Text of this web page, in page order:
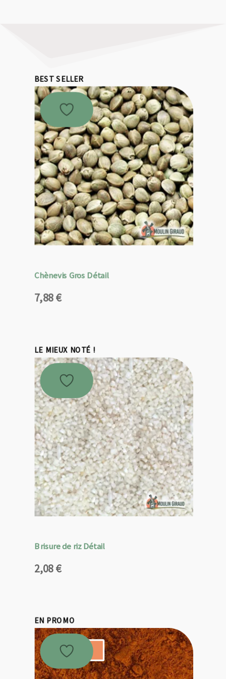
BEST SELLER
Chènevis Gros Détail
7,88€
LE MIEUX NOTÉ !
Brisure de riz Détail
2,08€
EN PROMO
Promo !